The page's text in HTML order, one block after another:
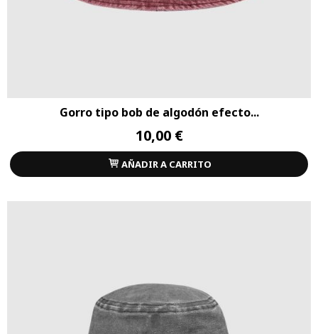
Gorro tipo bob de algodón efecto...
10,00 €
AÑADIR A CARRITO